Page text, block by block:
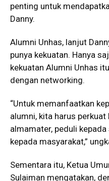
penting untuk
Danny.
Alumni Unhas, lanjut
punya kekuatan. Hanya
kekuatan Alumni Unhas
dengan networking.
“Untuk memanfaatkan
alumni, kita harus perkuat
almamater, peduli
kepada masyarakat,”
Sementara itu, Ketua
Sulaiman mengatakan,